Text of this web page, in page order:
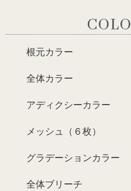
根元カラー
全体カラー
アディクシーカラ
メッシュ（６枚
グラデーションカラ
全体ブリーチ